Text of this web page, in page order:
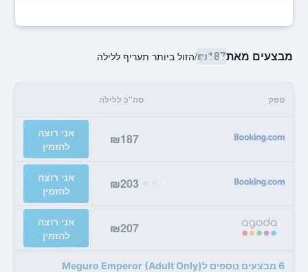
מבצעים מאת₪187
/הזול ביותר תעריף ללילה
ספק סה"כ ללילה
₪187
אני רוצה
להזמין
₪203
אני רוצה
להזמין
₪207
אני רוצה
להזמין
6 מבצעים נוספים לMeguro Emperor (Adult Only)